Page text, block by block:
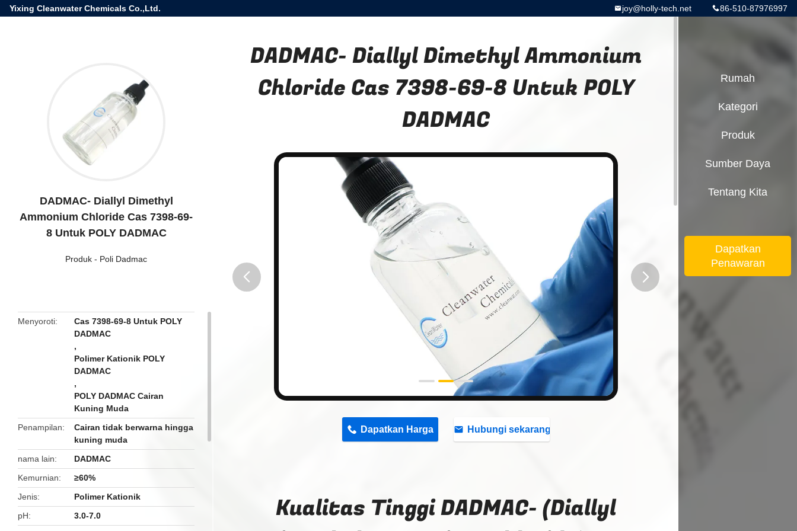
Yixing Cleanwater Chemicals Co.,Ltd. 86-510-87976997
joy@holly-tech.net
DADMAC- Diallyl Dimethyl
Ammonium Chloride Cas 7398-69-
8 Untuk POLY DADMAC
Produk - Poli Dadmac
Menyoroti
Cas 7398-69-8 Untuk POLY
DADMAC
,
Polimer Kationik POLY
DADMAC
,
POLY DADMAC Cairan
Kuning Muda
Penampilan
Cairan tidak berwarna hingga
kuning muda
nama lain
DADMAC
Kemurnian
≥60%
Jenis
Polimer Kationik
pH
3.0-7.0
DADMAC- Diallyl Dimethyl Ammonium
Chloride Cas 7398-69-8 Untuk POLY
DADMAC
Dapatkan Harga Hubungi sekarang
Kualitas Tinggi DADMAC- (Diallyl
Rumah
Kategori
Produk
Sumber Daya
Tentang Kita
Dapatkan
Penawaran